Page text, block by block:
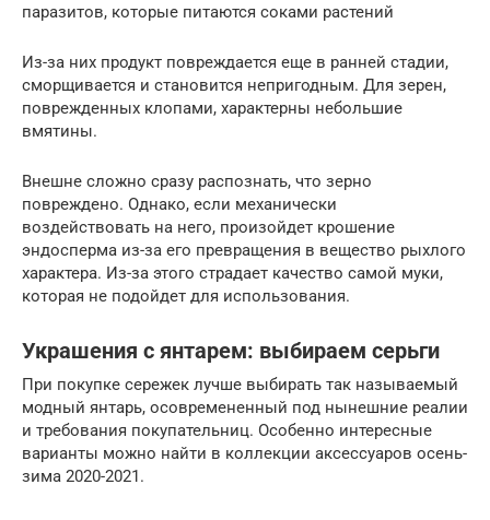
паразитов, которые питаются соками растений
Из-за них продукт повреждается еще в ранней стадии,
сморщивается и становится непригодным. Для зерен,
поврежденных клопами, характерны небольшие
вмятины.
Внешне сложно сразу распознать, что зерно
повреждено. Однако, если механически
воздействовать на него, произойдет крошение
эндосперма из-за его превращения в вещество рыхлого
характера. Из-за этого страдает качество самой муки,
которая не подойдет для использования.
Украшения с янтарем: выбираем серьги
При покупке сережек лучше выбирать так называемый
модный янтарь, осовремененный под нынешние реалии
и требования покупательниц. Особенно интересные
варианты можно найти в коллекции аксессуаров осень-
зима 2020-2021.